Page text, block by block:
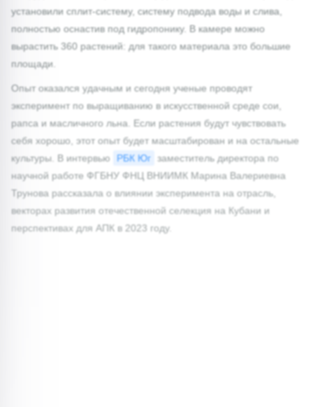
установили сплит-систему, систему подвода воды и слива,
полностью оснастив под гидропонику. В камере можно
вырастить 360 растений: для такого материала это большие
площади.
Опыт оказался удачным и сегодня ученые проводят
эксперимент по выращиванию в искусственной среде сои,
рапса и масличного льна. Если растения будут чувствовать
себя хорошо, этот опыт будет масштабирован и на остальные
культуры. В интервью РБК Юг
заместитель директора по
научной работе ФГБНУ ФНЦ ВНИИМК Марина Валериевна
Трунова рассказала о влиянии эксперимента на отрасль,
векторах развития отечественной селекция на Кубани и
перспективах для АПК в 2023 году.